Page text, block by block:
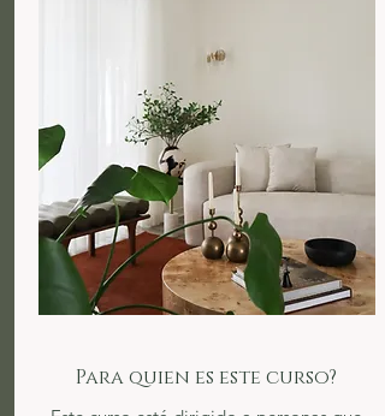
Para quien es este curso?